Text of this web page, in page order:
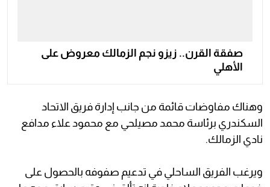
صفقة القرن.. زيزو نجم الزمالك معروض على
الأهلي
وهناك مفاوضات قائمة من جانب إدارة فريق الاتحاد
السكندري برئاسة محمد مصيلحي مع محمود علاء مدافع
نادي الزمالك.
ويرغب الفريق الساحلي في تدعيم صفوفه بالحصول على